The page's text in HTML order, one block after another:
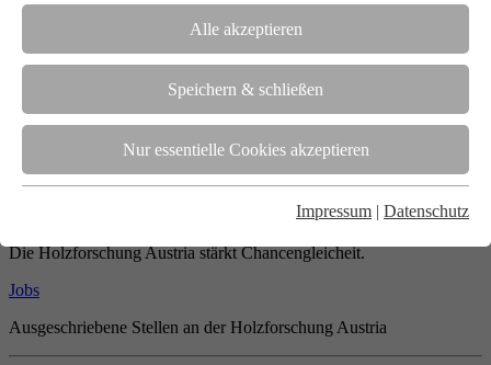
Alle akzeptieren
Speichern & schließen
Nur essentielle Cookies akzeptieren
Impressum | Datenschutz
Die Holzforschung Austria ist akkreditierte Prüf-, Inspektions- und
Team
Unsere gesamte Kompetenz ist in unseren Mitarbeiter:innen
gebündelt
Die Holzforschung Austria stärkt Chancengleicheit.
Jobs
Ausgeschriebene Stellen an der Holzforschung Austria